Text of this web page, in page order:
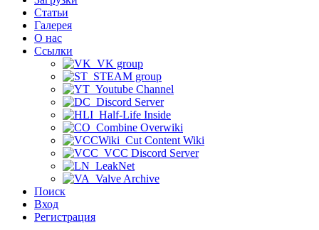
Статьи
Галерея
О нас
Ссылки
VK group
STEAM group
Youtube Channel
Discord Server
Half-Life Inside
Combine Overwiki
Cut Content Wiki
VCC Discord Server
LeakNet
Valve Archive
Поиск
Вход
Регистрация